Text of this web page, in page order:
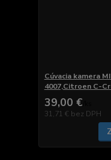
Cúvacia kamera
4007,Citroen C-
39,00 €
31,71 € bez DPH